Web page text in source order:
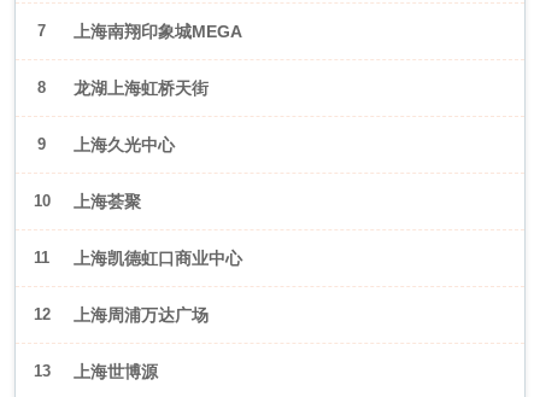
7 上海南翔印象城MEGA
8 龙湖上海虹桥天街
9 上海久光中心
10 上海荟聚
11 上海凯德虹口商业中心
12 上海周浦万达广场
13 上海世博源